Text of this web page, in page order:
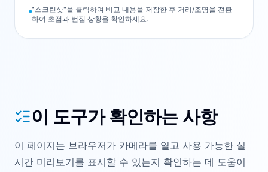
"스크린샷"을 클릭하여 비교 내용을 저장한 후 거리/조명을 전환
하여 초점과 번짐 상황을 확인하세요.
이 도구가 확인하는 사항
이 페이지는 브라우저가 카메라를 열고 사용 가능한 실
시간 미리보기를 표시할 수 있는지 확인하는 데 도움이